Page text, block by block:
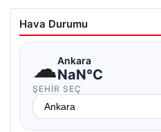
Hava Durumu
☁Ankara
NaN°C
ŞEHIR SEÇ